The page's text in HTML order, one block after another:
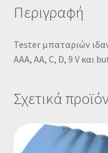
Περιγραφή
Tester μπαταριών
AAA, AA, C, D, 9 V και
Σχετικά